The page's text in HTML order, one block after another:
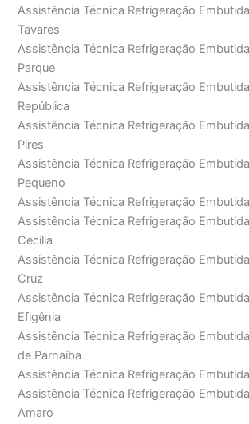
Assistência Técnica Refrigeração
Tavares
Assistência Técnica Refrigeração
Parque
Assistência Técnica Refrigeração
República
Assistência Técnica Refrigeração
Pires
Assistência Técnica Refrigeração
Pequeno
Assistência Técnica Refrigeração
Assistência Técnica Refrigeração
Cecília
Assistência Técnica Refrigeração
Cruz
Assistência Técnica Refrigeração
Efigênia
Assistência Técnica Refrigeração
de Parnaíba
Assistência Técnica Refrigeração
Assistência Técnica Refrigeração
Amaro